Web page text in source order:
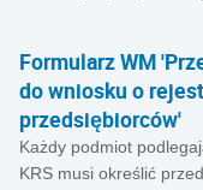
Formularz WM
do wniosku o
przedsiębiorców'
Każdy podmiot
KRS musi określić